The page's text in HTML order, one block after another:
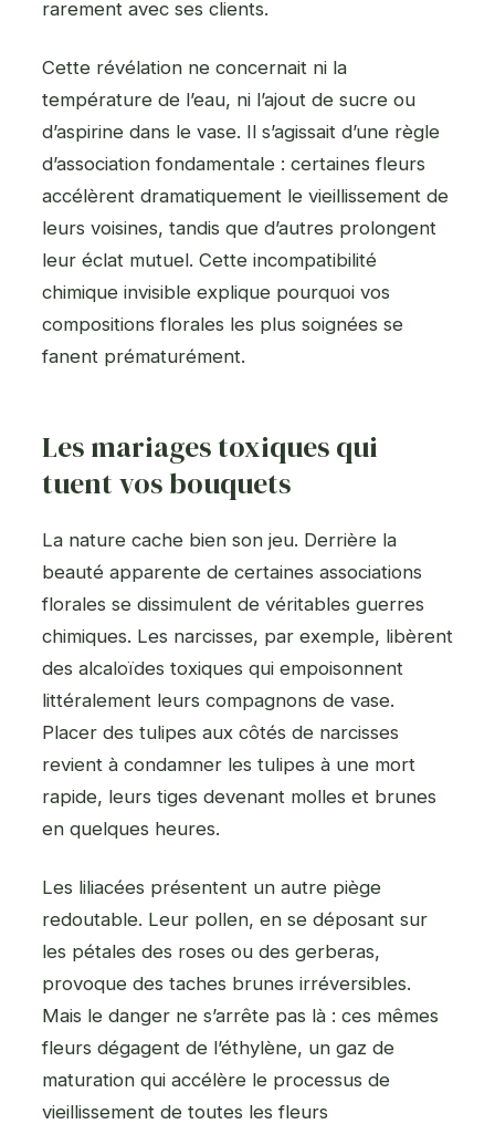
rarement avec ses clients.
Cette révélation ne concernait ni la
température de l’eau, ni l’ajout de sucre ou
d’aspirine dans le vase. Il s’agissait d’une règle
d’association fondamentale : certaines fleurs
accélèrent dramatiquement le vieillissement de
leurs voisines, tandis que d’autres prolongent
leur éclat mutuel. Cette incompatibilité
chimique invisible explique pourquoi vos
compositions florales les plus soignées se
fanent prématurément.
Les mariages toxiques qui
tuent vos bouquets
La nature cache bien son jeu. Derrière la
beauté apparente de certaines associations
florales se dissimulent de véritables guerres
chimiques. Les narcisses, par exemple, libèrent
des alcaloïdes toxiques qui empoisonnent
littéralement leurs compagnons de vase.
Placer des tulipes aux côtés de narcisses
revient à condamner les tulipes à une mort
rapide, leurs tiges devenant molles et brunes
en quelques heures.
Les liliacées présentent un autre piège
redoutable. Leur pollen, en se déposant sur
les pétales des roses ou des gerberas,
provoque des taches brunes irréversibles.
Mais le danger ne s’arrête pas là : ces mêmes
fleurs dégagent de l’éthylène, un gaz de
maturation qui accélère le processus de
vieillissement de toutes les fleurs